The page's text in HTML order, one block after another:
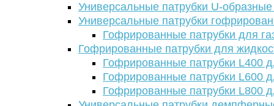
Универсальные патрубки U-
Универсальные патрубки
Гофрированные патрубки для
Гофрированные патрубки для
Гофрированные патрубки L400
Гофрированные патрубки L600
Гофрированные патрубки L800